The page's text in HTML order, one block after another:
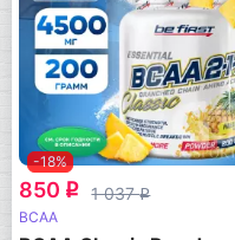
-18%
850 q 1 037q
BCAA